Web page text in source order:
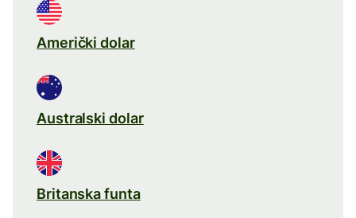
Američki dolar
Australski dolar
Britanska funta